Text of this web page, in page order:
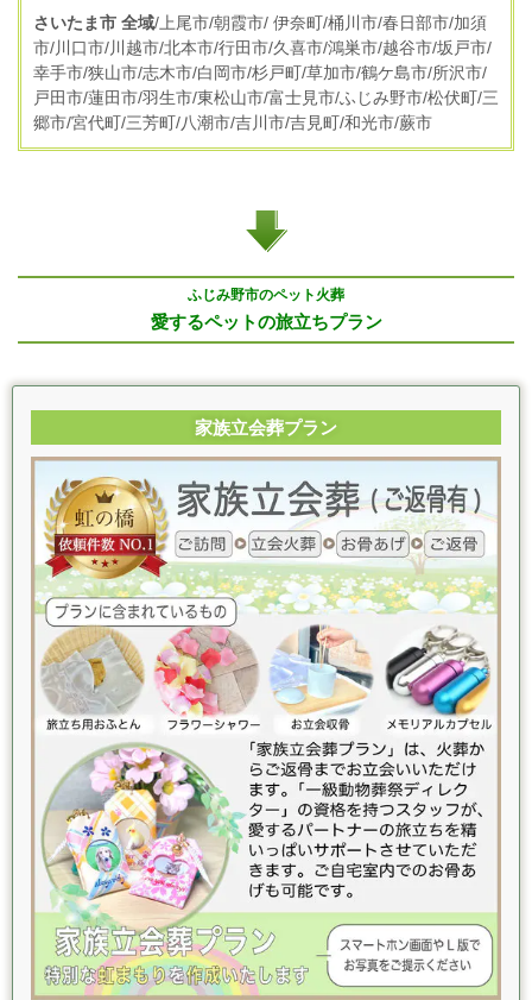
さいたま市 全域/上尾市/朝霞市/ 伊奈町/桶川市/春日部市/加須
市/川口市/川越市/北本市/行田市/久喜市/鴻巣市/越谷市/坂戸市/
幸手市/狭山市/志木市/白岡市/杉戸町/草加市/鶴ケ島市/所沢市/
戸田市/蓮田市/羽生市/東松山市/富士見市/ふじみ野市/松伏町/三
郷市/宮代町/三芳町/八潮市/吉川市/吉見町/和光市/蕨市
ふじみ野市のペット火葬
愛するペットの旅立ちプラン
家族立会葬プラン